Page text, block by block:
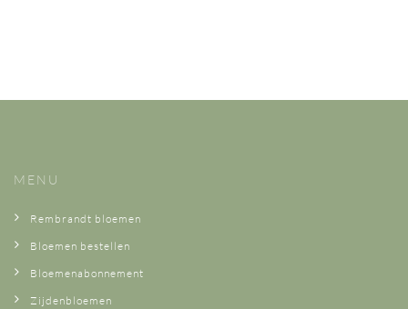
MENU
Rembrandt bloemen
Bloemen bestellen
Bloemenabonnement
Zijdenbloemen